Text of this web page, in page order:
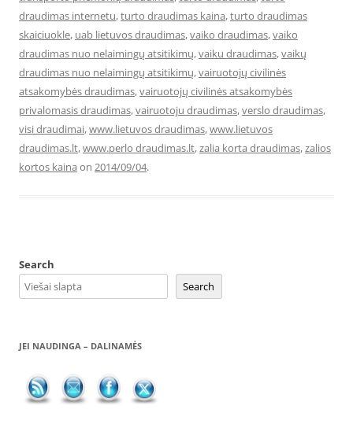
draudimas internetu,turto draudimas kaina,turto draudimas
skaiciuokle, uab lietuvos draudimas,vaiko draudimas,vaiko
draudimas nuo nelaimingų atsitikimų,vaiku draudimas,vaikų
draudimas nuo nelaimingų atsitikimų,vairuotojų civilinės
atsakomybės draudimas,vairuotojų civilinės atsakomybės
privalomasis draudimas,vairuotoju draudimas,verslo draudimas,
visi draudimai,www.lietuvos draudimas,www.lietuvos
draudimas.lt,www.perlo draudimas.lt,zalia korta draudimas,zalios
kortos kaina on 2014/09/04.
Search
Search
JEI NAUDINGA – DALINAMĖS